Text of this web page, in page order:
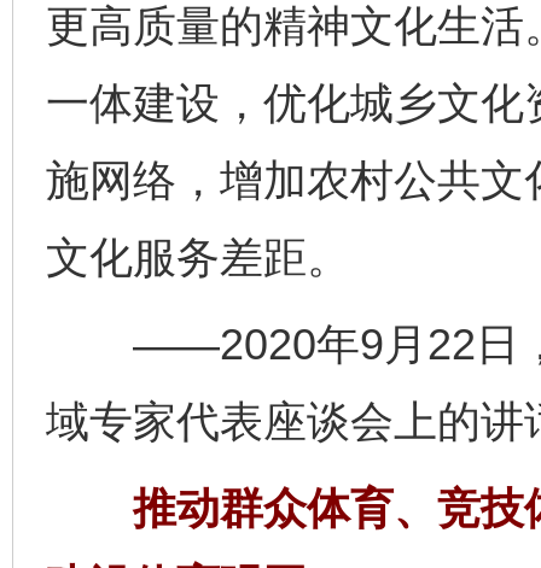
更高质量的精神文化生
一体建设，优化城乡文
施网络，增加农村公共
文化服务差距。
——2020年9月22日，
域专家代表座谈会上的讲
推动群众体育、竞技